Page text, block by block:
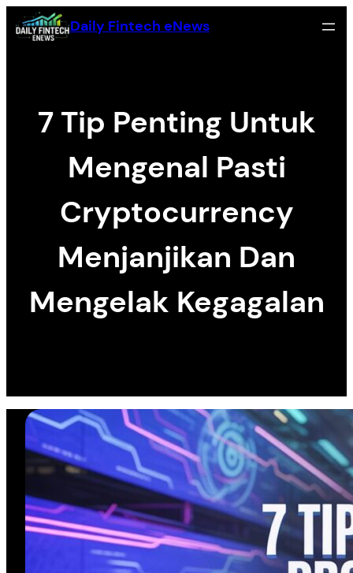
Skip
to
Daily Fintech eNews
7 Tip Penting Untuk
Mengenal Pasti
Cryptocurrency
Menjanjikan Dan
Mengelak Kegagalan